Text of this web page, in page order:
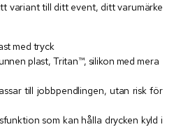
variant till ditt event, ditt varumärke
med tryck
plast, Tritan™, silikon med mera
till jobbpendlingen, utan risk för
som kan hålla drycken kyld i